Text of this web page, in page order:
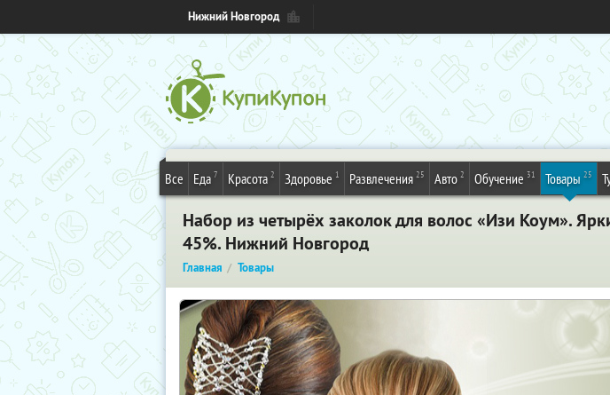
Нижний Новгород
Все Еда 7 Красота 2 Здоровье 1 Развлечения 25 Авто 2 Обучение 31 Товары 25
Набор из четырёх заколок для волос «Изи Коум».
45%. Нижний Новгород
Главная Товары